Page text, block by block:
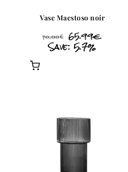
Vase Maestoso noir
70.00€ 65.99€
Save: 5.7%